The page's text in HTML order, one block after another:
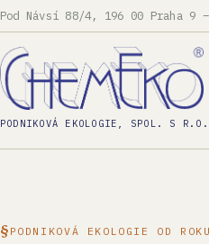
Pod Návsí 88/4, 196 00 Praha 9
PODNIKOVÁ EKOLOGIE, SPOL. S R.O.
PODNIKOVÁ EKOLOGIE OD